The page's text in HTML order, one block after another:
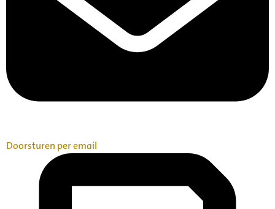
Doorsturen per email